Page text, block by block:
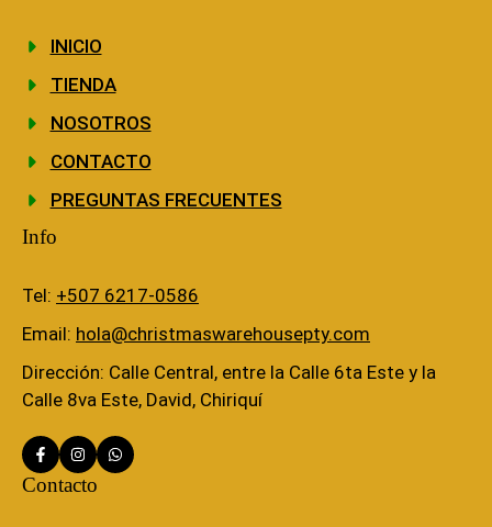
INICIO
TIENDA
NOSOTROS
CONTACTO
PREGUNTAS FRECUENTES
Info
Tel: +507 6217-0586
Email: hola@christmaswarehousepty.com
Dirección: Calle Central, entre la Calle 6ta Este y la
Calle 8va Este, David, Chiriquí
Contacto